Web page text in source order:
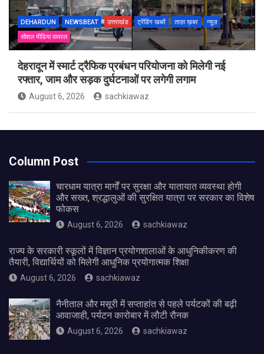
DEHARDUN NEWSBEAT उत्तराखंड ट्रेंडिंग खबरें ताज़ा ख़बर
न्यूज़
सोशल मीडिया वायरल
देहरादून में स्मार्ट ट्रैफिक प्रबंधन परियोजना को मिलेगी नई
रफ्तार, जाम और सड़क दुर्घटनाओं पर लगेगी लगाम
August 6, 2026 sachkiawaz
Column Post
चारधाम यात्रा मार्गों पर सुरक्षा और यातायात व्यवस्था होगी
और सख्त, श्रद्धालुओं की सुरक्षित यात्रा पर सरकार का विशेष
फोकस
August 6, 2026 sachkiawaz
राज्य के सरकारी स्कूलों में विज्ञान प्रयोगशालाओं के आधुनिकीकरण की
तैयारी, विद्यार्थियों को मिलेगी आधुनिक प्रयोगात्मक शिक्षा
August 6, 2026 sachkiawaz
नैनीताल और मसूरी में सप्ताहांत से पहले पर्यटकों की बढ़ी
आवाजाही, पर्यटन कारोबार में लौटी रौनक
August 6, 2026 sachkiawaz